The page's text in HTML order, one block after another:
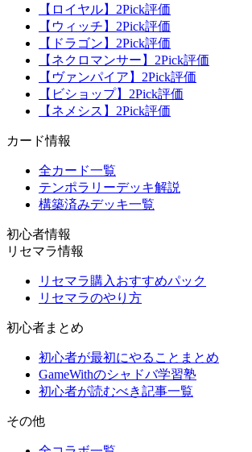
【ロイヤル】2Pick評価
【ウィッチ】2Pick評価
【ドラゴン】2Pick評価
【ネクロマンサー】2Pick評価
【ヴァンパイア】2Pick評価
【ビショップ】2Pick評価
【ネメシス】2Pick評価
カード情報
全カード一覧
テンポラリーデッキ解説
構築済みデッキ一覧
初心者情報
リセマラ情報
リセマラ購入おすすめパック
リセマラのやり方
初心者まとめ
初心者が最初にやることまとめ
GameWithのシャドバ学習塾
初心者が読むべき記事一覧
その他